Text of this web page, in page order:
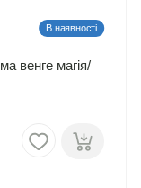
В наявності
венге магія/